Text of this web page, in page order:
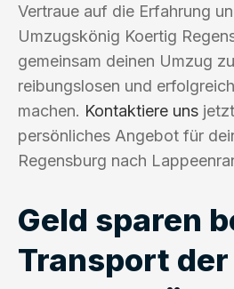
Vertraue auf die Erfahrung
Umzugskönig Koertig
gemeinsam deinen Umzug
reibungslosen und
machen. Kontaktiere uns
persönliches Angebot für
Regensburg nach
Geld sparen
Transport der